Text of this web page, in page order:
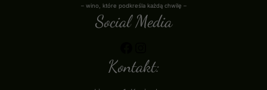
– wino, które podkreśla każdą chwilę –
Social Media​
Kontakt: